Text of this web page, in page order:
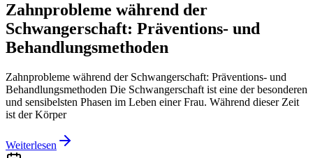
Zahnprobleme während der
Schwangerschaft: Präventions- und
Behandlungsmethoden
Zahnprobleme während der Schwangerschaft: Präventions- und
Behandlungsmethoden Die Schwangerschaft ist eine der besonderen
und sensibelsten Phasen im Leben einer Frau. Während dieser Zeit
ist der Körper
Weiterlesen